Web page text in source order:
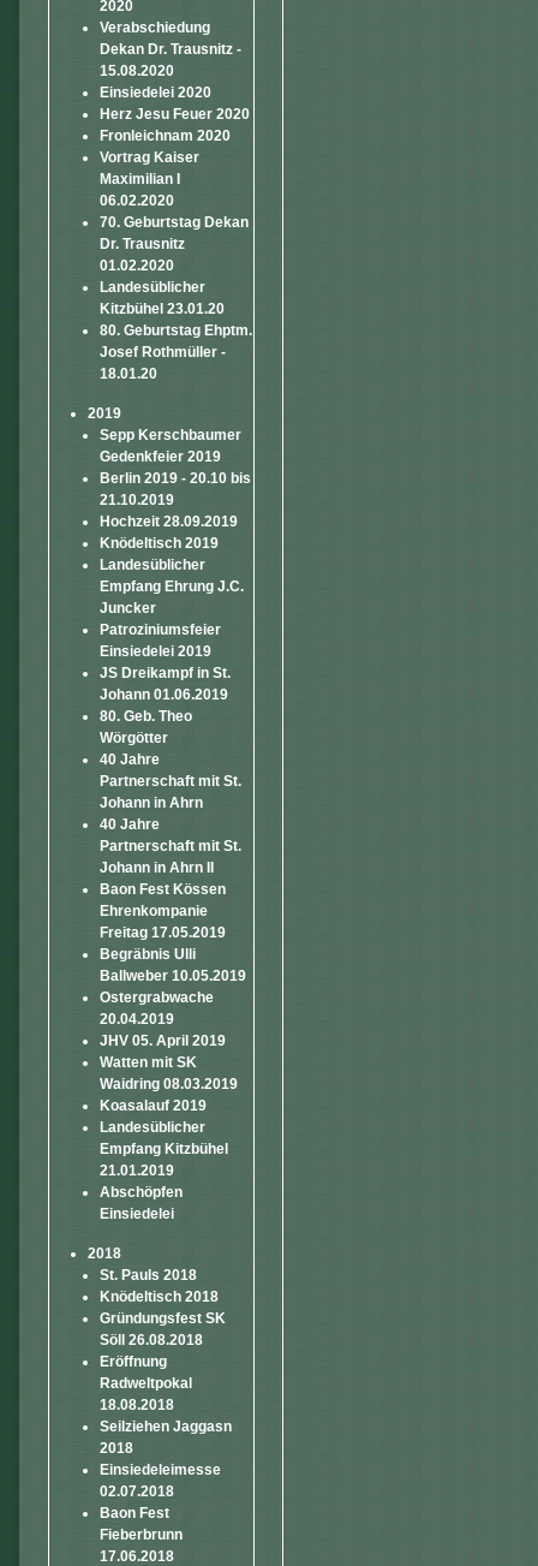
2020
Verabschiedung
Dekan Dr. Trausnitz -
15.08.2020
Einsiedelei 2020
Herz Jesu Feuer 2020
Fronleichnam 2020
Vortrag Kaiser
Maximilian I
06.02.2020
70. Geburtstag Dekan
Dr. Trausnitz
01.02.2020
Landesüblicher
Kitzbühel 23.01.20
80. Geburtstag Ehptm.
Josef Rothmüller -
18.01.20
2019
Sepp Kerschbaumer
Gedenkfeier 2019
Berlin 2019 - 20.10 bis
21.10.2019
Hochzeit 28.09.2019
Knödeltisch 2019
Landesüblicher
Empfang Ehrung J.C.
Juncker
Patroziniumsfeier
Einsiedelei 2019
JS Dreikampf in St.
Johann 01.06.2019
80. Geb. Theo
Wörgötter
40 Jahre
Partnerschaft mit St.
Johann in Ahrn
40 Jahre
Partnerschaft mit St.
Johann in Ahrn II
Baon Fest Kössen
Ehrenkompanie
Freitag 17.05.2019
Begräbnis Ulli
Ballweber 10.05.2019
Ostergrabwache
20.04.2019
JHV 05. April 2019
Watten mit SK
Waidring 08.03.2019
Koasalauf 2019
Landesüblicher
Empfang Kitzbühel
21.01.2019
Abschöpfen
Einsiedelei
2018
St. Pauls 2018
Knödeltisch 2018
Gründungsfest SK
Söll 26.08.2018
Eröffnung
Radweltpokal
18.08.2018
Seilziehen Jaggasn
2018
Einsiedeleimesse
02.07.2018
Baon Fest
Fieberbrunn
17.06.2018